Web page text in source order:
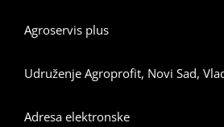
Agroservis plus
Udruženje Agroprofit, Novi Sad,
Adresa elektronske